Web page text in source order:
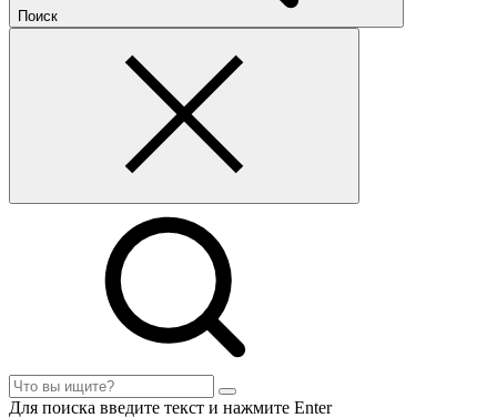
Поиск
Для поиска введите текст и нажмите Enter